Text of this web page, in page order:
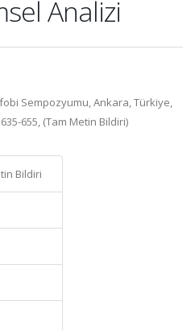
Analizi
Sempozyumu, Ankara, Türkiye,
655, (Tam Metin Bildiri)
Bildiri